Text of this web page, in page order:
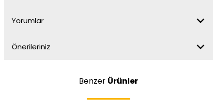
Yorumlar
Önerileriniz
Benzer Ürünler